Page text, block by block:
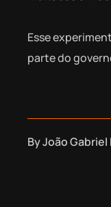
Esse
parte do
ByJoão Gabriel